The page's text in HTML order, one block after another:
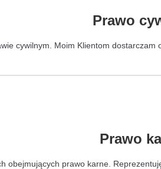
Prawo
cywilnym. Moim Klientom
Prawo
obejmujących prawo karne.